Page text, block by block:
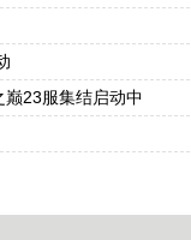
23服集结启动中